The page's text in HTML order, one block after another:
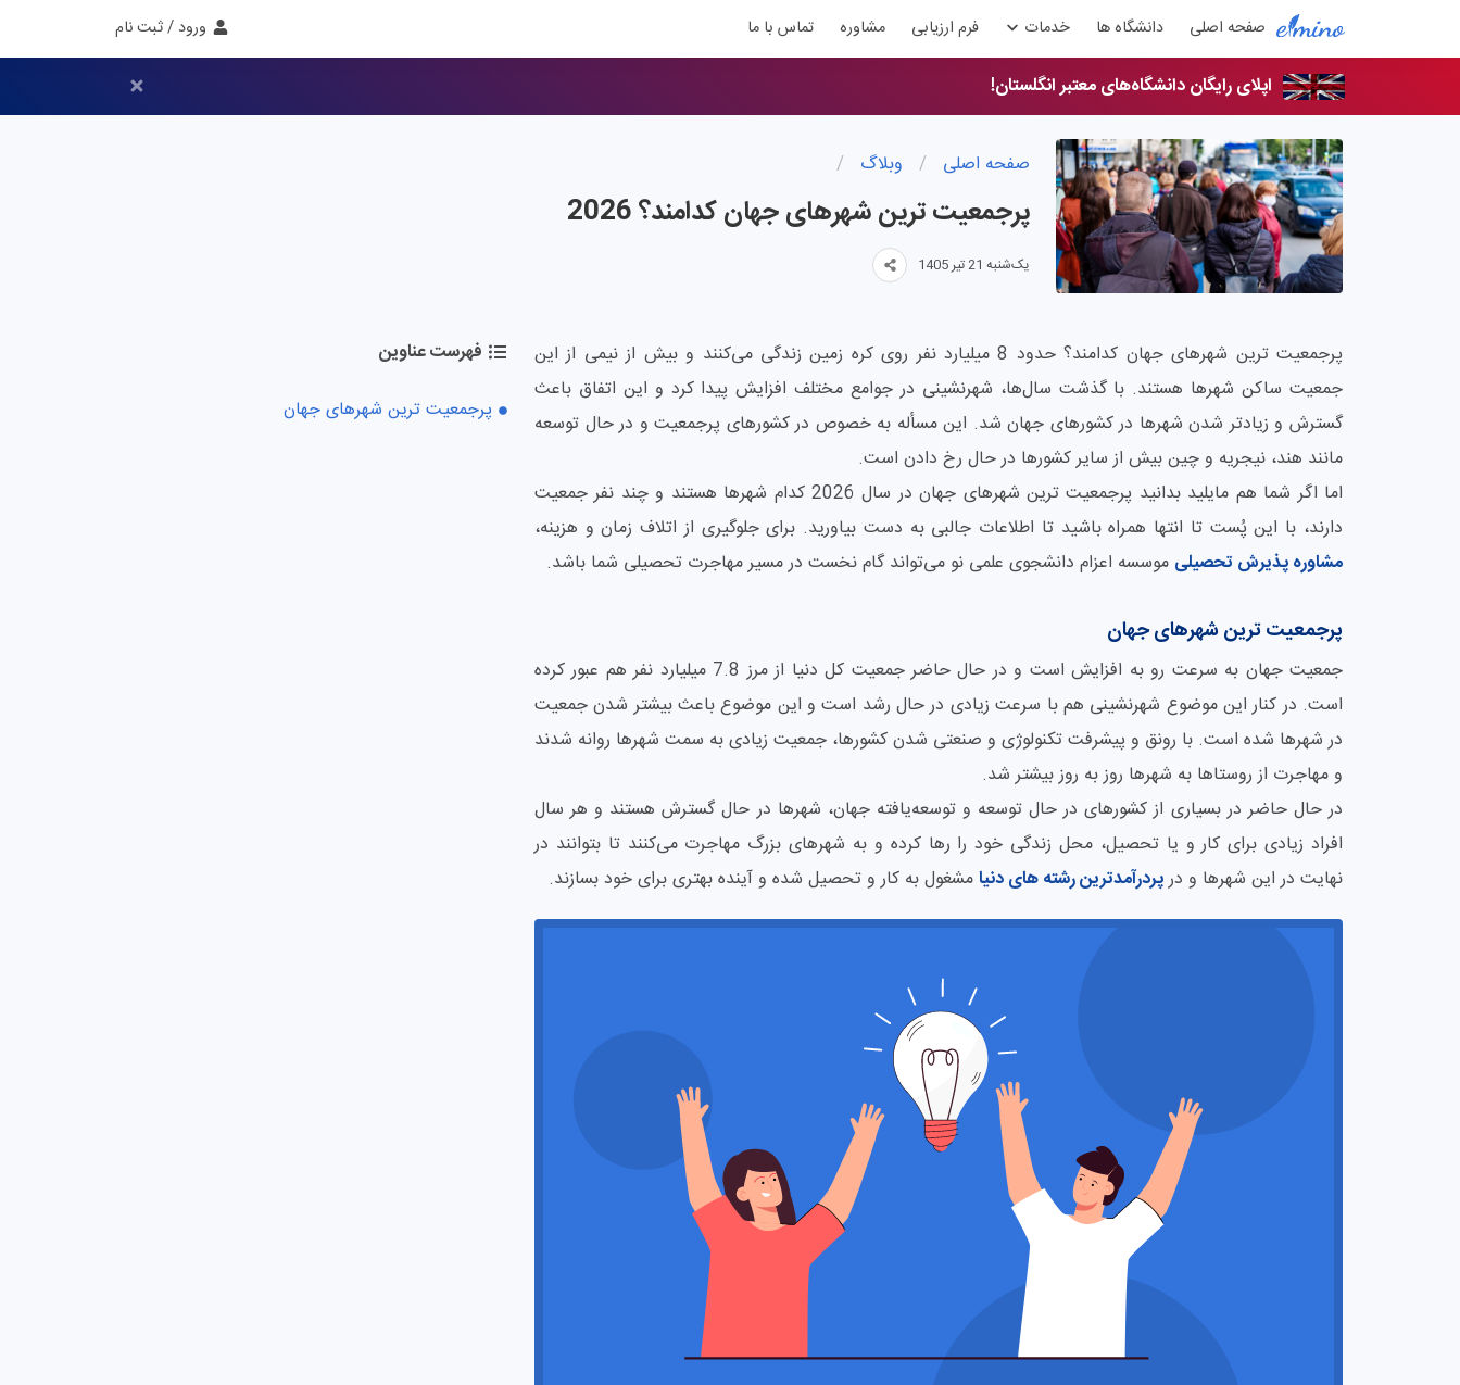
صفحه اصلی دانشگاه ها خدمات فرم ارزیابی مشاوره تماس با ما ورود / ثبت نام
اپلای رایگان دانشگاه‌های معتبر انگلستان!
صفحه اصلی / وبلاگ /
پرجمعیت ترین شهرهای جهان کدامند؟ 2026
یک‌شنبه 21 تیر 1405
فهرست عناوین
پرجمعیت ترین شهرهای جهان
پرجمعیت ترین شهرهای جهان کدامند؟ حدود 8 میلیارد نفر روی کره زمین زندگی می‌کنند و بیش از نیمی از این
جمعیت ساکن شهرها هستند. با گذشت سال‌ها، شهرنشینی در جوامع مختلف افزایش پیدا کرد و این اتفاق باعث
گسترش و زیادتر شدن شهرها در کشورهای جهان شد. این مسأله به خصوص در کشورهای پرجمعیت و در حال توسعه
مانند هند، نیجریه و چین بیش از سایر کشورها در حال رخ دادن است.
اما اگر شما هم مایلید بدانید پرجمعیت ترین شهرهای جهان در سال 2026 کدام شهرها هستند و چند نفر جمعیت
دارند، با این پُست تا انتها همراه باشید تا اطلاعات جالبی به دست بیاورید. برای جلوگیری از اتلاف زمان و هزینه،
مشاوره پذیرش تحصیلی موسسه اعزام دانشجوی علمی نو می‌تواند گام نخست در مسیر مهاجرت تحصیلی شما باشد.
پرجمعیت ترین شهرهای جهان
جمعیت جهان به سرعت رو به افزایش است و در حال حاضر جمعیت کل دنیا از مرز 7.8 میلیارد نفر هم عبور کرده
است. در کنار این موضوع شهرنشینی هم با سرعت زیادی در حال رشد است و این موضوع باعث بیشتر شدن جمعیت
در شهرها شده است. با رونق و پیشرفت تکنولوژی و صنعتی شدن کشورها، جمعیت زیادی به سمت شهرها روانه شدند
و مهاجرت از روستاها به شهرها روز به روز بیشتر شد.
در حال حاضر در بسیاری از کشورهای در حال توسعه و توسعه‌یافته جهان، شهرها در حال گسترش هستند و هر سال
افراد زیادی برای کار و یا تحصیل، محل زندگی خود را رها کرده و به شهرهای بزرگ مهاجرت می‌کنند تا بتوانند در
نهایت در این شهرها و درپردرآمدترین رشته های دنیامشغول به کار و تحصیل شده و آینده بهتری برای خود بسازند.